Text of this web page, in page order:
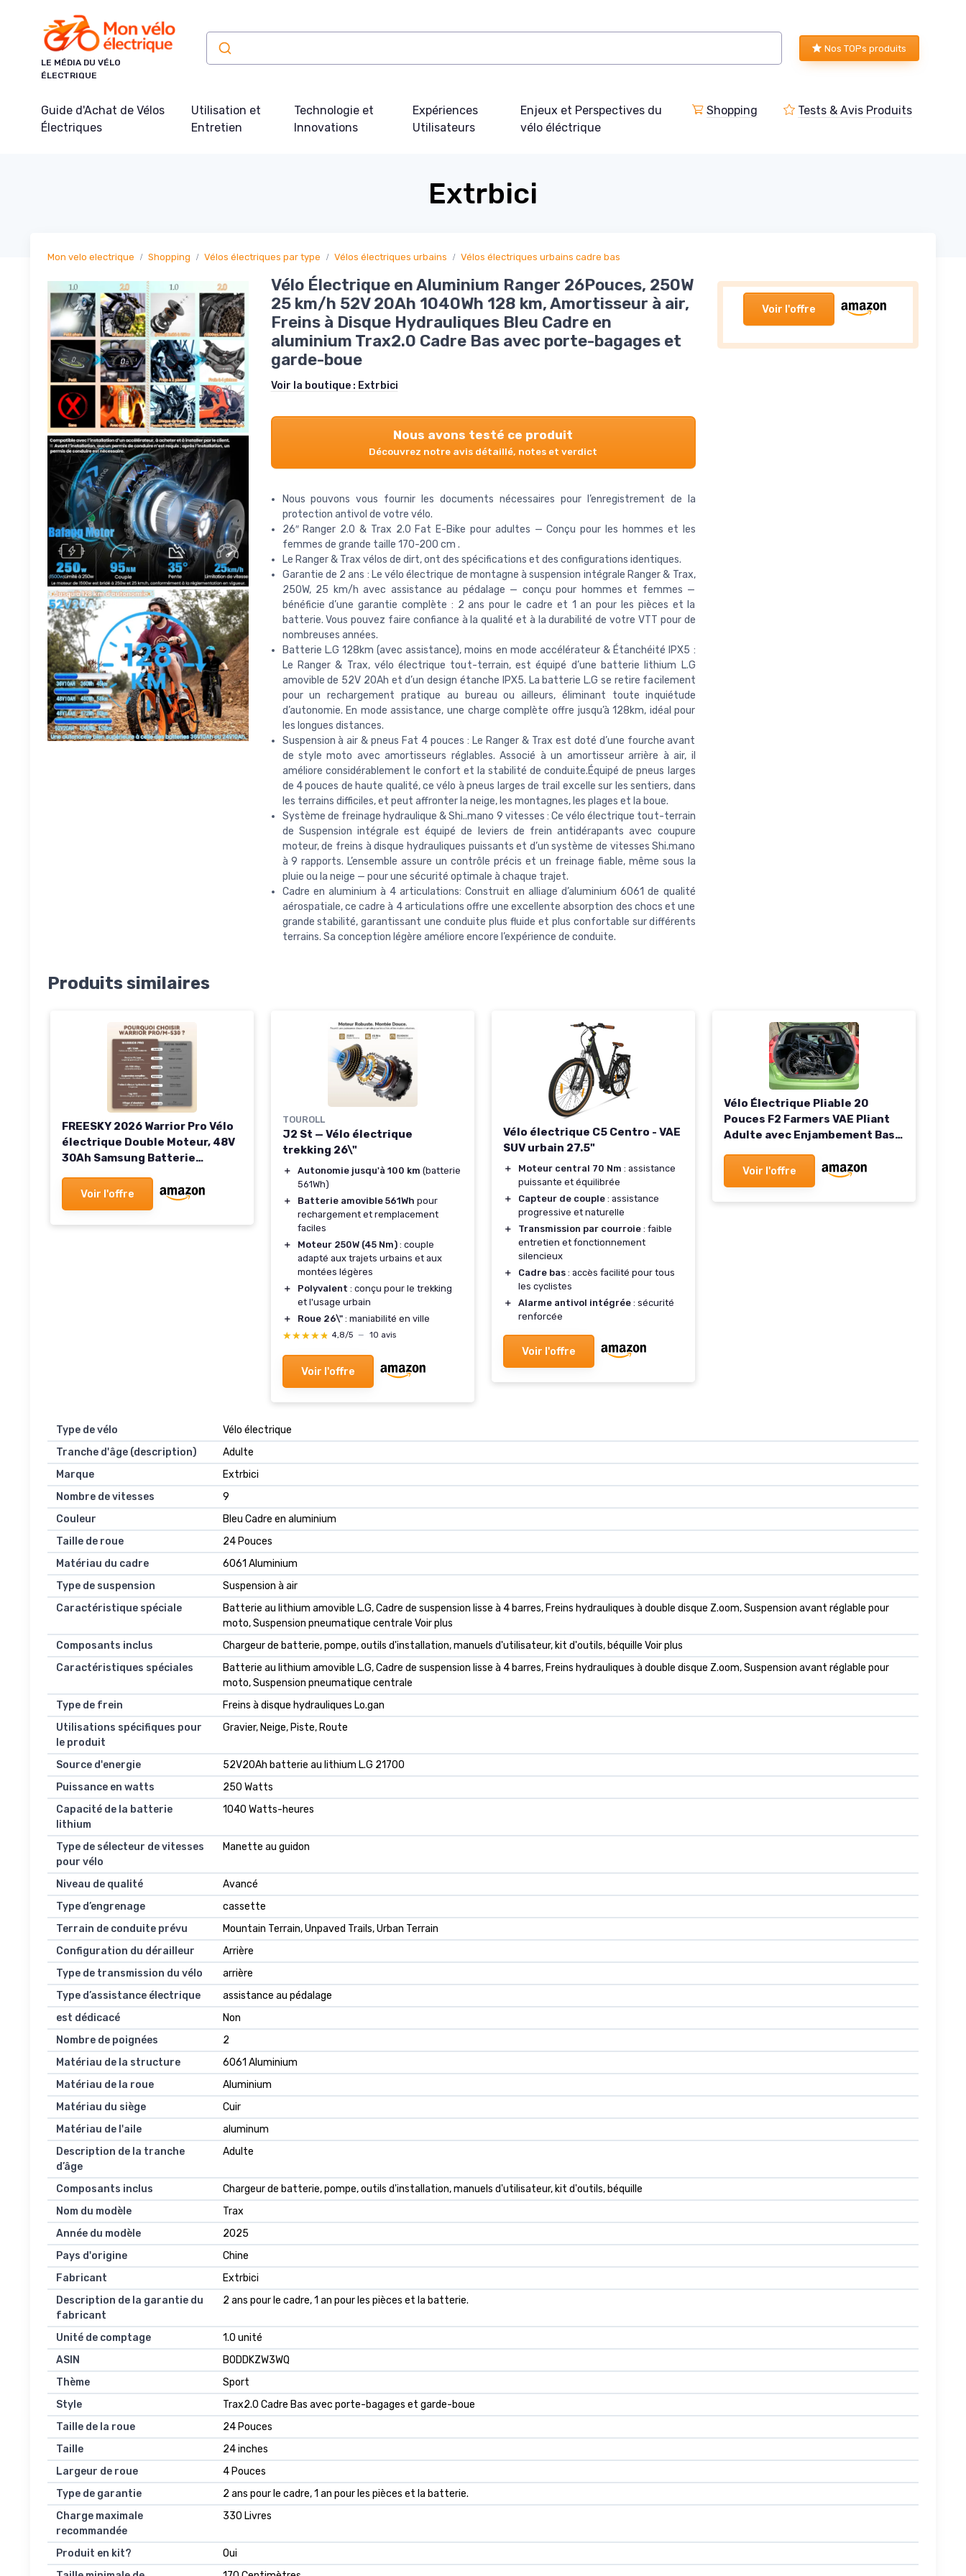
LE MÉDIA DU VÉLO
ÉLECTRIQUE
Nos TOPs produits
Guide d'Achat de Vélos
Électriques
Utilisation et
Entretien
Technologie et
Innovations
Expériences
Utilisateurs
Enjeux et Perspectives du
vélo éléctrique
Shopping Tests & Avis Produits
Extrbici
Mon velo electrique Shopping Vélos électriques par type Vélos électriques urbains Vélos électriques urbains cadre bas
Voir l'offre
Vélo Électrique en Aluminium Ranger 26Pouces, 250W
25 km/h 52V 20Ah 1040Wh 128 km, Amortisseur à air,
Freins à Disque Hydrauliques Bleu Cadre en
aluminium Trax2.0 Cadre Bas avec porte-bagages et
garde-boue
Voir la boutique : Extrbici
Nous avons testé ce produit
Découvrez notre avis détaillé, notes et verdict
Nous pouvons vous fournir les documents nécessaires pour l’enregistrement de la
protection antivol de votre vélo.
26″ Ranger 2.0 & Trax 2.0 Fat E-Bike pour adultes — Conçu pour les hommes et les
femmes de grande taille 170-200 cm .
Le Ranger & Trax vélos de dirt, ont des spécifications et des configurations identiques.
Garantie de 2 ans : Le vélo électrique de montagne à suspension intégrale Ranger & Trax,
250W, 25 km/h avec assistance au pédalage — conçu pour hommes et femmes —
bénéficie d’une garantie complète : 2 ans pour le cadre et 1 an pour les pièces et la
batterie. Vous pouvez faire confiance à la qualité et à la durabilité de votre VTT pour de
nombreuses années.
Batterie L.G 128km (avec assistance), moins en mode accélérateur & Étanchéité IPX5 :
Le Ranger & Trax, vélo électrique tout-terrain, est équipé d’une batterie lithium L.G
amovible de 52V 20Ah et d’un design étanche IPX5. La batterie L.G se retire facilement
pour un rechargement pratique au bureau ou ailleurs, éliminant toute inquiétude
d’autonomie. En mode assistance, une charge complète offre jusqu’à 128km, idéal pour
les longues distances.
Suspension à air & pneus Fat 4 pouces : Le Ranger & Trax est doté d’une fourche avant
de style moto avec amortisseurs réglables. Associé à un amortisseur arrière à air, il
améliore considérablement le confort et la stabilité de conduite.Équipé de pneus larges
de 4 pouces de haute qualité, ce vélo à pneus larges de trail excelle sur les sentiers, dans
les terrains difficiles, et peut affronter la neige, les montagnes, les plages et la boue.
Système de freinage hydraulique & Shi..mano 9 vitesses : Ce vélo électrique tout-terrain
de Suspension intégrale est équipé de leviers de frein antidérapants avec coupure
moteur, de freins à disque hydrauliques puissants et d’un système de vitesses Shi.mano
à 9 rapports. L’ensemble assure un contrôle précis et un freinage fiable, même sous la
pluie ou la neige — pour une sécurité optimale à chaque trajet.
Cadre en aluminium à 4 articulations: Construit en alliage d’aluminium 6061 de qualité
aérospatiale, ce cadre à 4 articulations offre une excellente absorption des chocs et une
grande stabilité, garantissant une conduite plus fluide et plus confortable sur différents
terrains. Sa conception légère améliore encore l’expérience de conduite.
Produits similaires
FREESKY 2026 Warrior Pro Vélo
électrique Double Moteur, 48V
30Ah Samsung Batterie
Adulte, 26" Velo Electrique
Suspension Intégrale, 100-
Voir l'offre
TOUROLL
J2 St — Vélo électrique
trekking 26\"
＋ Autonomie jusqu'à 100 km (batterie
561Wh)
＋
Batterie amovible 561Wh pour
rechargement et remplacement
faciles
＋
Moteur 250W (45 Nm) : couple
adapté aux trajets urbains et aux
montées légères
＋
Polyvalent : conçu pour le trekking
et l'usage urbain
＋
Roue 26\" : maniabilité en ville
★★★★★
★★★★★ 4,8/5 — 10 avis
Voir l'offre
Vélo électrique C5 Centro - VAE
SUV urbain 27.5"
＋ Moteur central 70 Nm : assistance
puissante et équilibrée
＋
Capteur de couple : assistance
progressive et naturelle
＋
Transmission par courroie : faible
entretien et fonctionnement
silencieux
＋
Cadre bas : accès facilité pour tous
les cyclistes
＋
Alarme antivol intégrée : sécurité
renforcée
Voir l'offre
Vélo Électrique Pliable 20
Pouces F2 Farmers VAE Pliant
Adulte avec Enjambement Bas
130km Confortable et
Homologué Route
Voir l'offre
Type de vélo
Vélo électrique
Tranche d'âge (description)
Adulte
Marque
Extrbici
Nombre de vitesses
9
Couleur
Bleu Cadre en aluminium
Taille de roue
24 Pouces
Matériau du cadre
6061 Aluminium
Type de suspension
Suspension à air
Caractéristique spéciale
Batterie au lithium amovible L.G, Cadre de suspension lisse à 4 barres, Freins hydrauliques à double disque Z.oom, Suspension avant réglable pour
moto, Suspension pneumatique centrale Voir plus
Composants inclus
Chargeur de batterie, pompe, outils d'installation, manuels d'utilisateur, kit d'outils, béquille Voir plus
Caractéristiques spéciales
Batterie au lithium amovible L.G, Cadre de suspension lisse à 4 barres, Freins hydrauliques à double disque Z.oom, Suspension avant réglable pour
moto, Suspension pneumatique centrale
Type de frein
Freins à disque hydrauliques Lo.gan
Utilisations spécifiques pour
le produit
Gravier, Neige, Piste, Route
Source d'energie
52V20Ah batterie au lithium L.G 21700
Puissance en watts
250 Watts
Capacité de la batterie
lithium
1040 Watts-heures
Type de sélecteur de vitesses
pour vélo
Manette au guidon
Niveau de qualité
Avancé
Type d’engrenage
cassette
Terrain de conduite prévu
Mountain Terrain, Unpaved Trails, Urban Terrain
Configuration du dérailleur
Arrière
Type de transmission du vélo
arrière
Type d’assistance électrique
assistance au pédalage
est dédicacé
Non
Nombre de poignées
2
Matériau de la structure
6061 Aluminium
Matériau de la roue
Aluminium
Matériau du siège
Cuir
Matériau de l'aile
aluminum
Description de la tranche
d’âge
Adulte
Composants inclus
Chargeur de batterie, pompe, outils d'installation, manuels d'utilisateur, kit d'outils, béquille
Nom du modèle
Trax
Année du modèle
2025
Pays d'origine
Chine
Fabricant
Extrbici
Description de la garantie du
fabricant
2 ans pour le cadre, 1 an pour les pièces et la batterie.
Unité de comptage
1.0 unité
ASIN
B0DDKZW3WQ
Thème
Sport
Style
Trax2.0 Cadre Bas avec porte-bagages et garde-boue
Taille de la roue
24 Pouces
Taille
24 inches
Largeur de roue
4 Pouces
Type de garantie
2 ans pour le cadre, 1 an pour les pièces et la batterie.
Charge maximale
recommandée
330 Livres
Produit en kit?
Oui